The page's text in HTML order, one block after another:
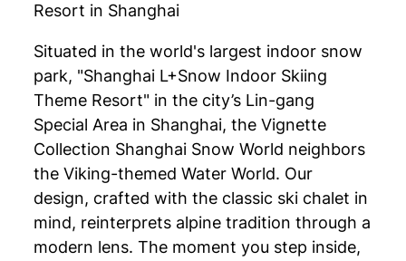
Resort in Shanghai
Situated in the world's largest indoor snow
park, "Shanghai L+Snow Indoor Skiing
Theme Resort" in the city’s Lin-gang
Special Area in Shanghai, the Vignette
Collection Shanghai Snow World neighbors
the Viking-themed Water World. Our
design, crafted with the classic ski chalet in
mind, reinterprets alpine tradition through a
modern lens. The moment you step inside,